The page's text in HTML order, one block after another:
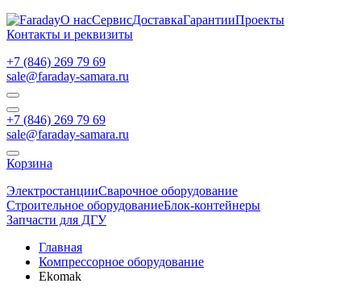
О насСервисДоставкаГарантииПроекты
Контакты и реквизиты
+7 (846) 269 79 69
sale@faraday-samara.ru
+7 (846) 269 79 69
sale@faraday-samara.ru
Корзина
ЭлектростанцииСварочное оборудование
Строительное оборудованиеБлок-контейнеры
Запчасти для ДГУ
Главная
Компрессорное оборудование
Ekomak